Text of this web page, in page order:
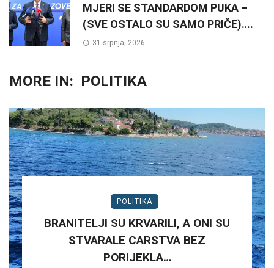
MJERI SE STANDARDOM PUKA –
(SVE OSTALO SU SAMO PRIČE)….
31 srpnja, 2026
MORE IN: POLITIKA
POLITIKA
BRANITELJI SU KRVARILI, A ONI SU
STVARALE CARSTVA BEZ
PORIJEKLA…